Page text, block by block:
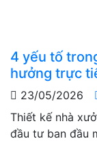
4 yếu tố
hưởng trực
23/05/2026
Thiết kế nhà
đầu tư ban đầu